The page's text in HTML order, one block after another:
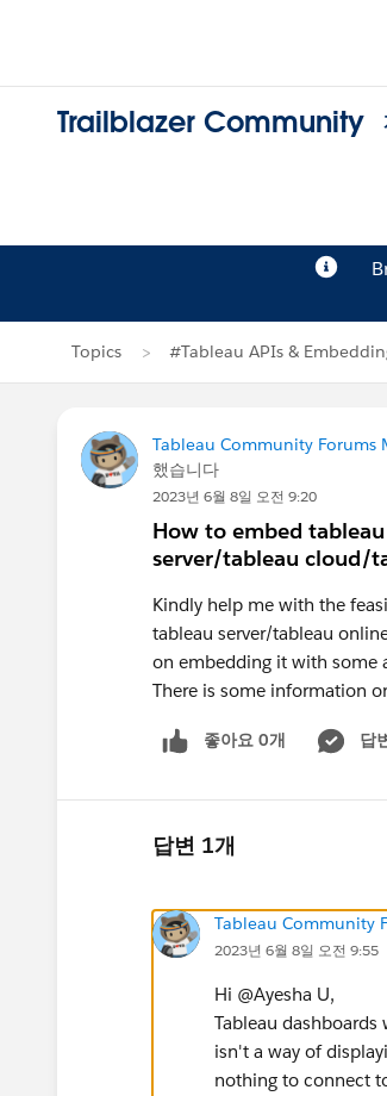
Trailblazer Community
Topics #Tableau APIs &
Tableau Community Forums
했습니다
2023년 6월 8일 오전 9:20
How to embed
server/tableau cloud/
Kindly help me with the
tableau server/tableau
on embedding it with some
There is some information
좋아요 0개 답
답변 1개
Tableau Community
2023년 6월 8일 오전 9:55
Hi @Ayesha U​,
Tableau
isn't a way of
nothing to connect